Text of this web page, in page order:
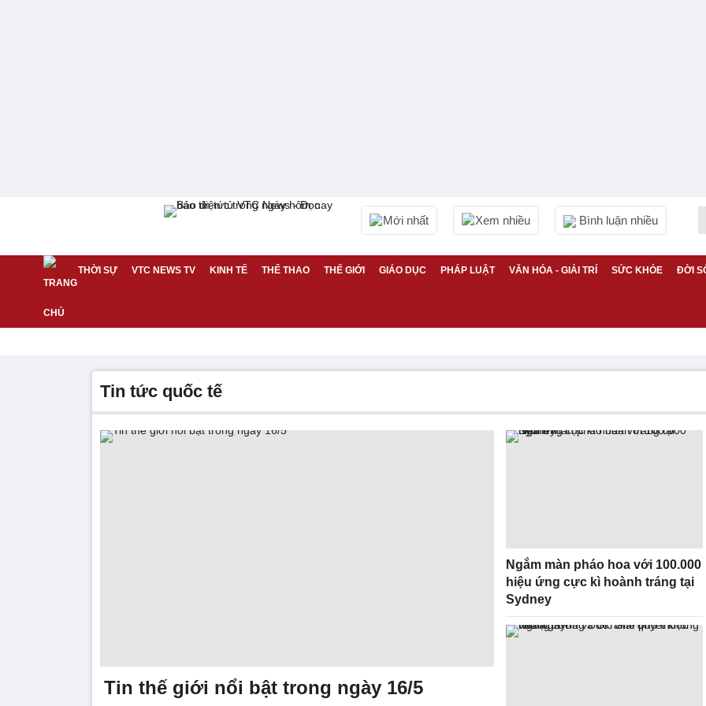
Mới nhất Xem nhiều Bình luận nhiều
THỜI SỰ VTC NEWS TV KINH TẾ THỂ THAO THẾ GIỚI GIÁO DỤC PHÁP LUẬT VĂN HÓA - GIẢI TRÍ SỨC KHỎE ĐỜI
tin tức quốc tế
Tin thế giới nổi bật trong ngày 16/5
Ngắm màn pháo hoa với 100.000
hiệu ứng cực kì hoành tráng tại
Sydney